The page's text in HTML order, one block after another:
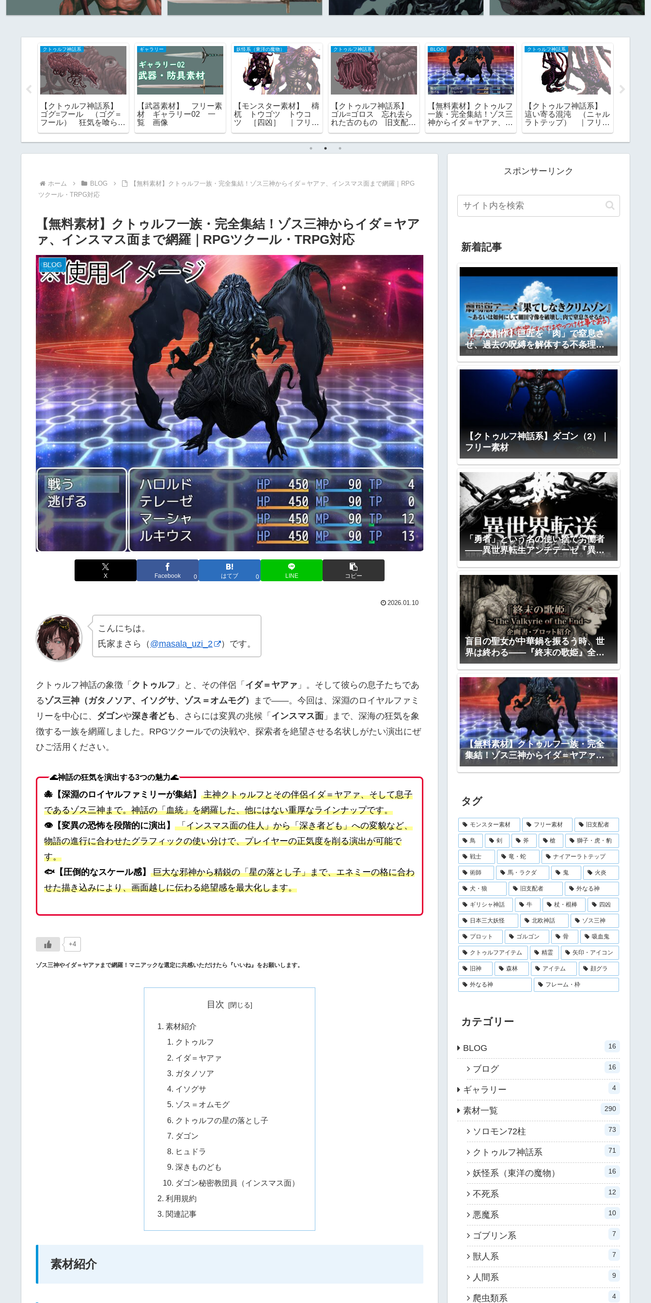
クトゥルフ神話系
【クトゥルフ神話系】
ゴグ=フール （ゴグ＝
フール） 狂気を喰らう
ギャラリー
【武器素材】 フリー素
材 ギャラリー02 一
覧 画像
妖怪系（東洋の魔物）
【モンスター素材】 檮
杌 トウゴツ トウコ
ツ ［四凶］ ｜フリー
クトゥルフ神話系
【クトゥルフ神話系】
ゴル=ゴロス 忘れ去ら
れた古のもの 旧支配
BLOG
【無料素材】クトゥルフ
一族・完全集結！ゾス三
神からイダ＝ヤアァ、イ
クトゥルフ神話系
【クトゥルフ神話系】
這い寄る混沌 （ニャル
ラトテップ） ｜フリー
ホーム BLOG
【無料素材】クトゥルフ一族・完全集結！ゾス三神からイダ＝ヤアァ、インスマス面まで網羅｜RPG
ツクール・TRPG対応
【無料素材】クトゥルフ一族・完全集結！ゾス三神からイダ＝ヤア
ァ、インスマス面まで網羅｜RPGツクール・TRPG対応
BLOG
X Facebook 0 はてブ 0 LINE コピー
2026.01.10
こんにちは。
氏家まさら（ @masala_uzi_2 ）です。
クトゥルフ神話の象徴「 クトゥルフ 」と、その伴侶「 イダ＝ヤアァ 」。そして彼らの息子たちであ
るゾス三神（ガタノソア、イソグサ、ゾス＝オムモグ）
まで――。今回は、深淵のロイヤルファミ
リーを中心に、 ダゴンや深き者ども 、さらには変異の兆候「 インスマス面 」まで、深海の狂気を象
徴する一族を網羅しました。RPGツクールでの決戦や、探索者を絶望させる名状しがたい演出にぜ
ひご活用ください。
🌊神話の狂気を演出する3つの魅力🌊
🐙【深淵のロイヤルファミリーが集結】主神クトゥルフとその伴侶イダ＝ヤアァ、そして息子
であるゾス三神まで。神話の「血統」を網羅した、他にはない重厚なラインナップです。
👁️【変異の恐怖を段階的に演出】「インスマス面の住人」から「深き者ども」への変貌など、
物語の進行に合わせたグラフィックの使い分けで、プレイヤーの正気度を削る演出が可能で
す。
🐟【圧倒的なスケール感】巨大な邪神から精鋭の「星の落とし子」まで、エネミーの格に合わ
せた描き込みにより、画面越しに伝わる絶望感を最大化します。
+4
ゾス三神やイダ＝ヤアァまで網羅！マニアックな選定に共感いただけたら『いいね』をお願いします。
目次
素材紹介
クトゥルフ
イダ＝ヤアァ
ガタノソア
イソグサ
ゾス＝オムモグ
クトゥルフの星の落とし子
ダゴン
ヒュドラ
深きものども
ダゴン秘密教団員（インスマス面）
利用規約
関連記事
素材紹介
スポンサーリンク
新着記事
【二次創作】巨匠を「肉」で窒息さ
せ、過去の呪縛を解体する不条理劇
―『果てしなきクリムゾン』全プロ
ット公開
【クトゥルフ神話系】ダゴン（2）｜
フリー素材
「勇者」という名の使い捨て労働者
――異世界転生アンチテーゼ『異世
界転送』全プロット公開
盲目の聖女が中華鍋を振るう時、世
界は終わる――『終末の歌姫』全プ
ロット公開
【無料素材】クトゥルフ一族・完全
集結！ゾス三神からイダ＝ヤアァ、
インスマス面まで網羅｜RPGツクー
タグ
モンスター素材 フリー素材 旧支配者
鳥 剣 斧 槍 獅子・虎・豹
戦士 竜・蛇 ナイアーラトテップ
術師 馬・ラクダ 鬼 火炎
犬・狼 旧支配者 外なる神
ギリシャ神話 牛 杖・棍棒 四凶
日本三大妖怪 北欧神話 ゾス三神
プロット ゴルゴン 骨 吸血鬼
クトゥルフアイテム 精霊 矢印・アイコン
旧神 森林 アイテム 顔グラ
外なる神 フレーム・枠
カテゴリー
BLOG 16
ブログ 16
ギャラリー 4
素材一覧 290
ソロモン72柱 73
クトゥルフ神話系 71
妖怪系（東洋の魔物） 16
不死系 12
悪魔系 10
ゴブリン系 7
獣人系 7
人間系 9
爬虫類系 4